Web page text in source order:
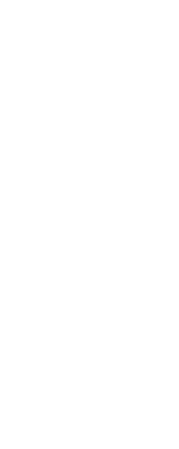
MHS-1 L AB с замком
WC SC с замком